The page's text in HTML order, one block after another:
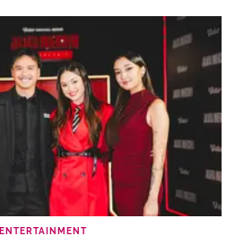
ENTERTAINMENT